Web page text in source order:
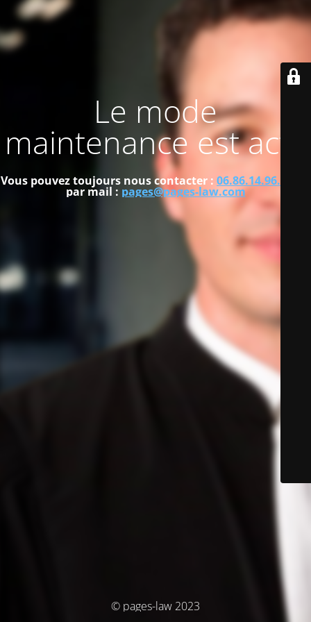
Le mode
maintenance est actif
Vous pouvez toujours nous contacter : 06.86.14.96.36
par mail : pages@pages-law.com
© pages-law 2023